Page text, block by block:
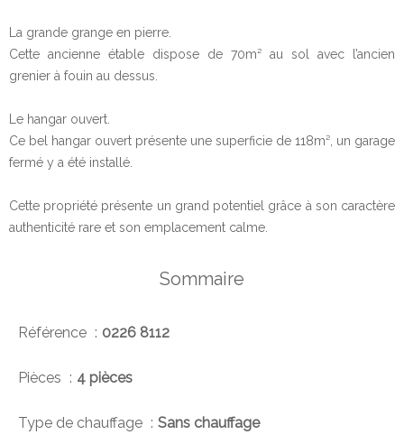
La grande grange en pierre.
Cette ancienne étable dispose de 70m² au sol avec l’ancien
grenier à fouin au dessus.
Le hangar ouvert.
Ce bel hangar ouvert présente une superficie de 118m², un garage
fermé y a été installé.
Cette propriété présente un grand potentiel grâce à son caractère
authenticité rare et son emplacement calme.
Sommaire
Référence 0226 8112
Pièces 4 pièces
Type de chauffage Sans chauffage